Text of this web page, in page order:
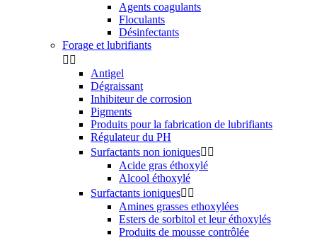
Agents coagulants
Floculants
Désinfectants
Forage et lubrifiants
 
Antigel
Dégraissant
Inhibiteur de corrosion
Pigments
Produits pour la fabrication de lubrifiants
Régulateur du PH
Surfactants non ioniques 
Acide gras éthoxylé
Alcool éthoxylé
Surfactants ioniques 
Amines grasses ethoxylées
Esters de sorbitol et leur éthoxylés
Produits de mousse contrôlée